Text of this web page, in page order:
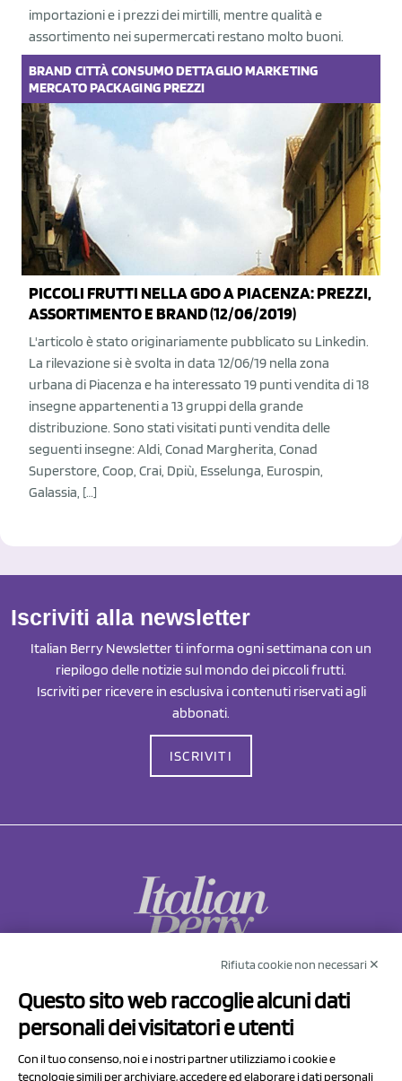
importazioni e i prezzi dei mirtilli, mentre qualità e
assortimento nei supermercati restano molto buoni.
BRAND CITTÀCONSUMODETTAGLIOMARKETING
MERCATOPACKAGINGPREZZI
PICCOLI FRUTTI NELLA GDO A PIACENZA: PREZZI,
ASSORTIMENTO E BRAND (12/06/2019)
L'articolo è stato originariamente pubblicato su Linkedin.
La rilevazione si è svolta in data 12/06/19 nella zona
urbana di Piacenza e ha interessato 19 punti vendita di 18
insegne appartenenti a 13 gruppi della grande
distribuzione. Sono stati visitati punti vendita delle
seguenti insegne: Aldi, Conad Margherita, Conad
Superstore, Coop, Crai, Dpiù, Esselunga, Eurospin,
Galassia, […]
Iscriviti alla newsletter
Italian Berry Newsletter ti informa ogni settimana con un
riepilogo delle notizie sul mondo dei piccoli frutti.
Iscriviti per ricevere in esclusiva i contenuti riservati agli
abbonati.
ISCRIVITI
Via Prov.le Sassuolo Vignola 315/1
41057 Spilamberto (MO)
Rifiuta cookie non necessari ✕
Questo sito web raccoglie alcuni dati
personali dei visitatori e utenti
Con il tuo consenso, noi e i nostri partner utilizziamo i cookie e
tecnologie simili per archiviare, accedere ed elaborare i dati personali